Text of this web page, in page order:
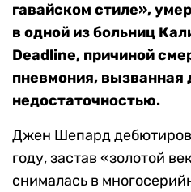
гавайском стиле»,
в одной из больниц
Deadline, причиной
пневмония, вызванная
недостаточностью.
Джен Шепард
году, застав «золотой
снималась в